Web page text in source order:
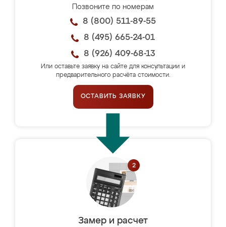
Позвоните по номерам
8 (800) 511-89-55
8 (495) 665-24-01
8 (926) 409-68-13
Или оставьте заявку на сайте для консультации и
предварительного расчёта стоимости.
ОСТАВИТЬ ЗАЯВКУ
Замер и расчет